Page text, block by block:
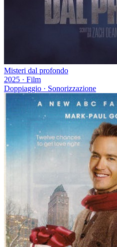
Misteri dal profondo
2025 · Film
Doppiaggio · Sonorizzazione